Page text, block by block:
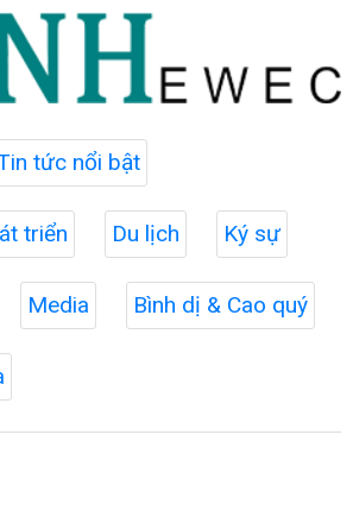
tức nổi bật
triển Du lịch Ký sự
Media Bình dị & Cao quý